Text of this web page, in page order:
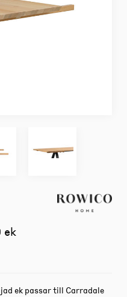
ek
ek passar till Carradale